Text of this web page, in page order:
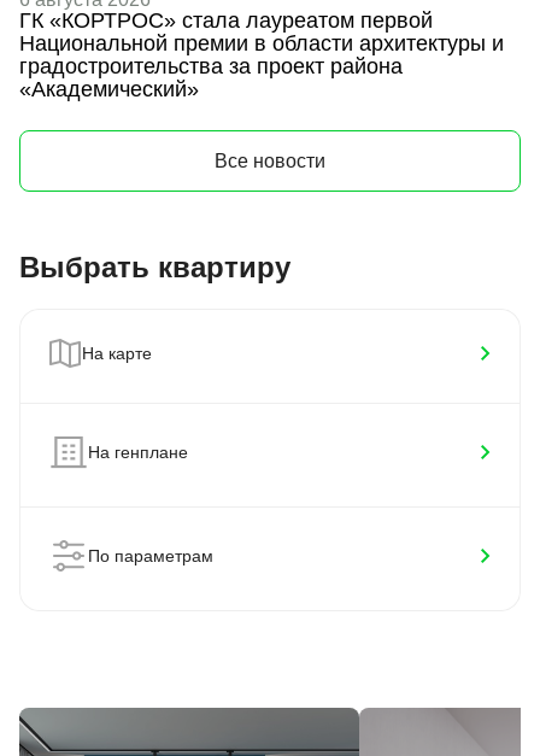
ГК «КОРТРОС» стала лауреатом первой
Национальной премии в области архитектуры и
градостроительства за проект района
«Академический»
Все новости
Выбрать квартиру
На карте
На генплане
По параметрам